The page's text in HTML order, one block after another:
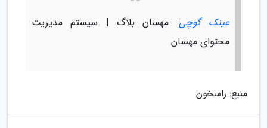
عینک گوچی: مهسان بلاگ | سیستم مدیریت
محتوای مهسان
منبع: راسخون